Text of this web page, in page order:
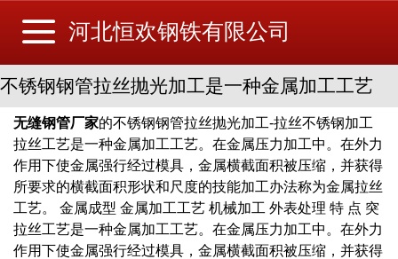
河北恒欢钢铁有限公司
不锈钢钢管拉丝抛光加工是一种金属加工工艺
无缝钢管厂家的不锈钢钢管拉丝抛光加工-拉丝不锈钢加工
拉丝工艺是一种金属加工工艺。在金属压力加工中。在外力
作用下使金属强行经过模具，金属横截面积被压缩，并获得
所要求的横截面积形状和尺度的技能加工办法称为金属拉丝
工艺。 金属成型 金属加工工艺 机械加工 外表处理 特 点 突
拉丝工艺是一种金属加工工艺。在金属压力加工中。在外力
作用下使金属强行经过模具，金属横截面积被压缩，并获得